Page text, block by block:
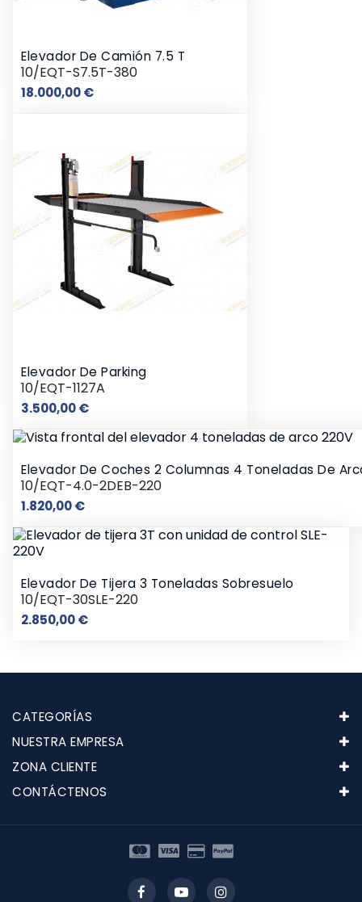
Elevador De Camión 7.5 T
10/EQT-S7.5T-380
18.000,00 €Precio
Elevador De Parking
10/EQT-1127A
3.500,00 €Precio
Elevador De Coches 2 Columnas 4 Toneladas De
10/EQT-4.0-2DEB-220
1.820,00 €Precio
Elevador De Tijera 3 Toneladas Sobresuelo
10/EQT-30SLE-220
2.850,00 €Precio
CATEGORÍAS
NUESTRA EMPRESA
ZONA CLIENTE
CONTÁCTENOS